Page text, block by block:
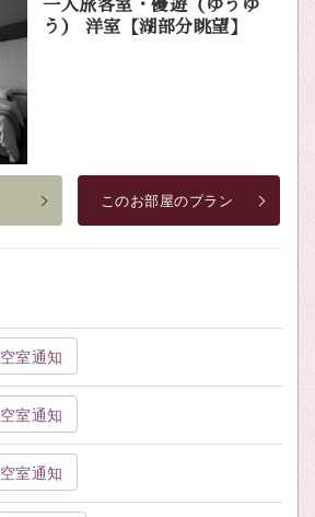
一人旅客室・優遊（ゆうゆ
う） 洋室【湖部分眺望】
このお部屋のプラン
空室通知
空室通知
空室通知